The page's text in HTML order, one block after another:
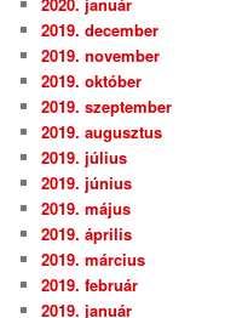
2019. december
2019. november
2019. október
2019. szeptember
2019. augusztus
2019. július
2019. június
2019. május
2019. április
2019. március
2019. február
2019. január